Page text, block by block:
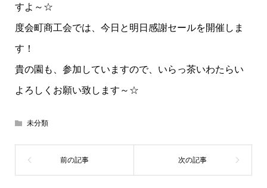
すよ～☆
度会町商工会では、今日と明日感謝セールを開催しま
す！
貴の園も、参加していますので、いらっ茶いわたらい
よろしくお願い致します～☆
未分類